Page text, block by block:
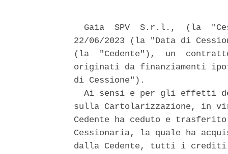
Gaia  SPV  S.r.l.,  (la
22/06/2023 (la "Data di
(la  "Cedente"),  un
originati da finanziamenti
di Cessione").
Ai sensi e per gli effetti
sulla Cartolarizzazione, in
Cedente ha ceduto e
Cessionaria, la quale ha
dalla Cedente, tutti i crediti